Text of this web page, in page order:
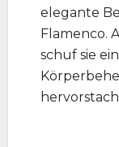
elegante
Flamenco.
schuf sie